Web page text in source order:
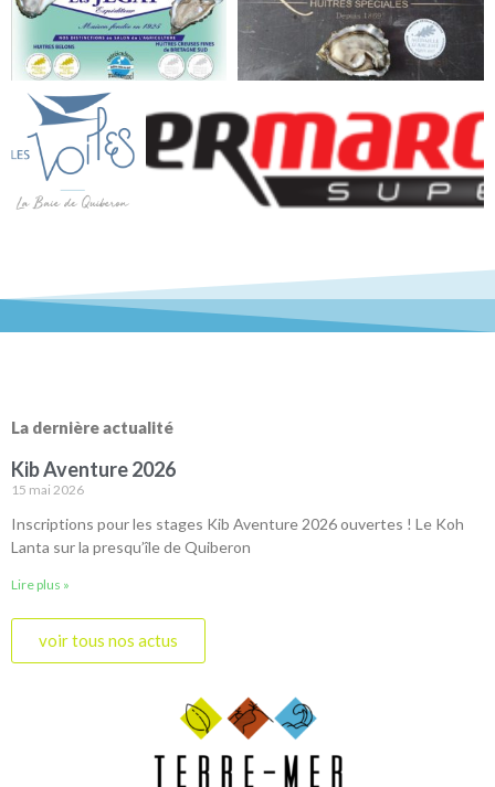
La dernière actualité
Kib Aventure 2026
15 mai 2026
Inscriptions pour les stages Kib Aventure 2026 ouvertes ! Le Koh
Lanta sur la presqu’île de Quiberon
Lire plus »
voir tous nos actus